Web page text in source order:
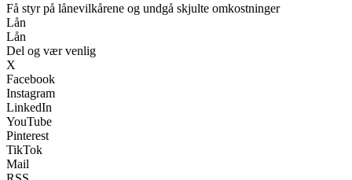
Få styr på lånevilkårene og undgå skjulte omkostninger
Lån
Lån
Del og vær venlig
X
Facebook
Instagram
LinkedIn
YouTube
Pinterest
TikTok
Mail